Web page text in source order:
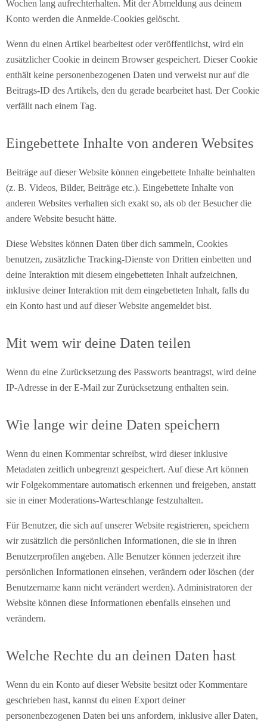
Wochen lang aufrechterhalten. Mit der Abmeldung aus deinem
Konto werden die Anmelde-Cookies gelöscht.
Wenn du einen Artikel bearbeitest oder veröffentlichst, wird ein
zusätzlicher Cookie in deinem Browser gespeichert. Dieser Cookie
enthält keine personenbezogenen Daten und verweist nur auf die
Beitrags-ID des Artikels, den du gerade bearbeitet hast. Der Cookie
verfällt nach einem Tag.
Eingebettete Inhalte von anderen Websites
Beiträge auf dieser Website können eingebettete Inhalte beinhalten
(z. B. Videos, Bilder, Beiträge etc.). Eingebettete Inhalte von
anderen Websites verhalten sich exakt so, als ob der Besucher die
andere Website besucht hätte.
Diese Websites können Daten über dich sammeln, Cookies
benutzen, zusätzliche Tracking-Dienste von Dritten einbetten und
deine Interaktion mit diesem eingebetteten Inhalt aufzeichnen,
inklusive deiner Interaktion mit dem eingebetteten Inhalt, falls du
ein Konto hast und auf dieser Website angemeldet bist.
Mit wem wir deine Daten teilen
Wenn du eine Zurücksetzung des Passworts beantragst, wird deine
IP-Adresse in der E-Mail zur Zurücksetzung enthalten sein.
Wie lange wir deine Daten speichern
Wenn du einen Kommentar schreibst, wird dieser inklusive
Metadaten zeitlich unbegrenzt gespeichert. Auf diese Art können
wir Folgekommentare automatisch erkennen und freigeben, anstatt
sie in einer Moderations-Warteschlange festzuhalten.
Für Benutzer, die sich auf unserer Website registrieren, speichern
wir zusätzlich die persönlichen Informationen, die sie in ihren
Benutzerprofilen angeben. Alle Benutzer können jederzeit ihre
persönlichen Informationen einsehen, verändern oder löschen (der
Benutzername kann nicht verändert werden). Administratoren der
Website können diese Informationen ebenfalls einsehen und
verändern.
Welche Rechte du an deinen Daten hast
Wenn du ein Konto auf dieser Website besitzt oder Kommentare
geschrieben hast, kannst du einen Export deiner
personenbezogenen Daten bei uns anfordern, inklusive aller Daten,